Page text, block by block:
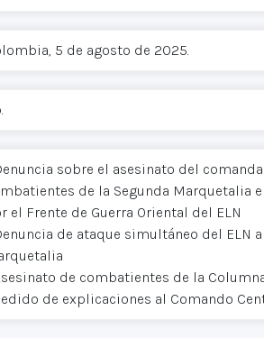
5 de agosto de 2025.
sobre el asesinato del
de la Segunda Marquetalia
el Frente de Guerra Oriental del ELN
de ataque simultáneo del ELN
de combatientes de la
de explicaciones al Comando